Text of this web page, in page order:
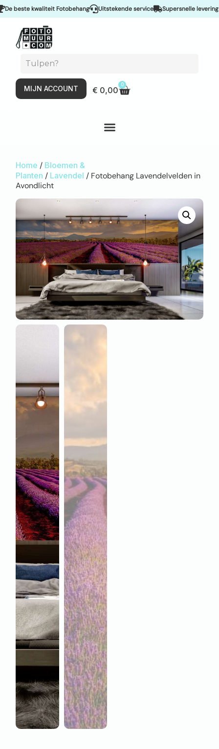
kwaliteit Fotobehang Uitstekende service Supersnelle levering &
MIJN ACCOUNT € 0,00
0
Home / Bloemen &
Planten / Lavendel / Fotobehang Lavendelvelden in
Avondlicht